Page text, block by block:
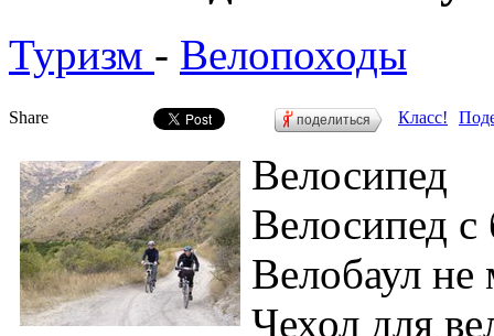
Туризм - Велопоходы
Share поделиться Класс!
Велосипед
Велосипед
Велобаул не
Чехол для